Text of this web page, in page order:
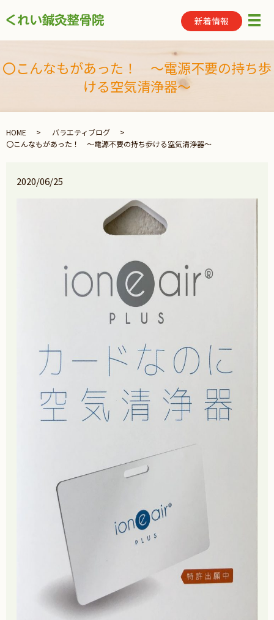
新着情報 メ
〇こんなもがあった！ ～電源不要の持ち歩
ける空気清浄器～
HOME
バラエティブログ
〇こんなもがあった！ ～電源不要の持ち歩ける空気清浄器～
2020/06/25